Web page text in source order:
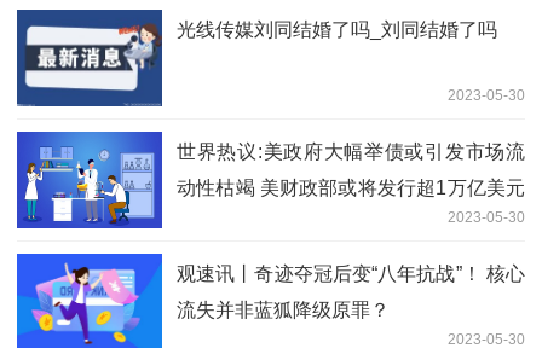
光线传媒刘同结婚了吗_刘同结婚了吗
2023-05-30
世界热议:美政府大幅举债或引发市场流
动性枯竭 美财政部或将发行超1万亿美元
2023-05-30
观速讯丨奇迹夺冠后变“八年抗战”！ 核心
流失并非蓝狐降级原罪？
2023-05-30